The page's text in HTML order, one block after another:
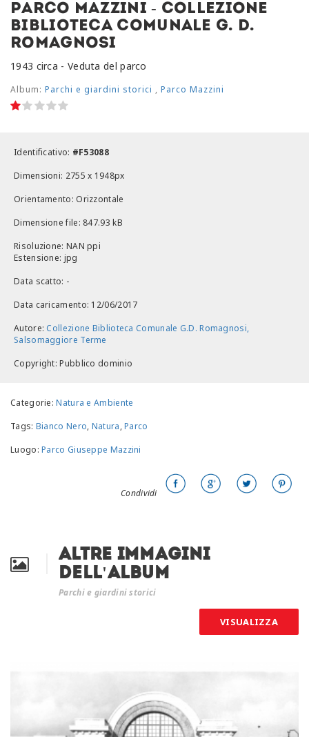
Parco Mazzini - Collezione
Biblioteca Comunale G. D.
Romagnosi
1943 circa - Veduta del parco
Album: Parchi e giardini storici , Parco Mazzini
Identificativo: #F53088
Dimensioni: 2755 x 1948px
Orientamento: Orizzontale
Dimensione file: 847.93 kB
Risoluzione: NAN ppi
Estensione: jpg
Data scatto: -
Data caricamento: 12/06/2017
Autore: Collezione Biblioteca Comunale G.D. Romagnosi,
Salsomaggiore Terme
Copyright: Pubblico dominio
Categorie:Natura e Ambiente
Tags: Bianco Nero, Natura,Parco
Luogo:Parco Giuseppe Mazzini
Condividi
Altre immagini
dell'album
Parchi e giardini storici
VISUALIZZA